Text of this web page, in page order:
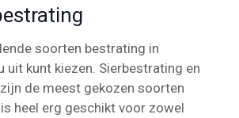
soorten bestrating in
uit kunt kiezen. Sierbestrating en
de meest gekozen soorten
heel erg geschikt voor zowel